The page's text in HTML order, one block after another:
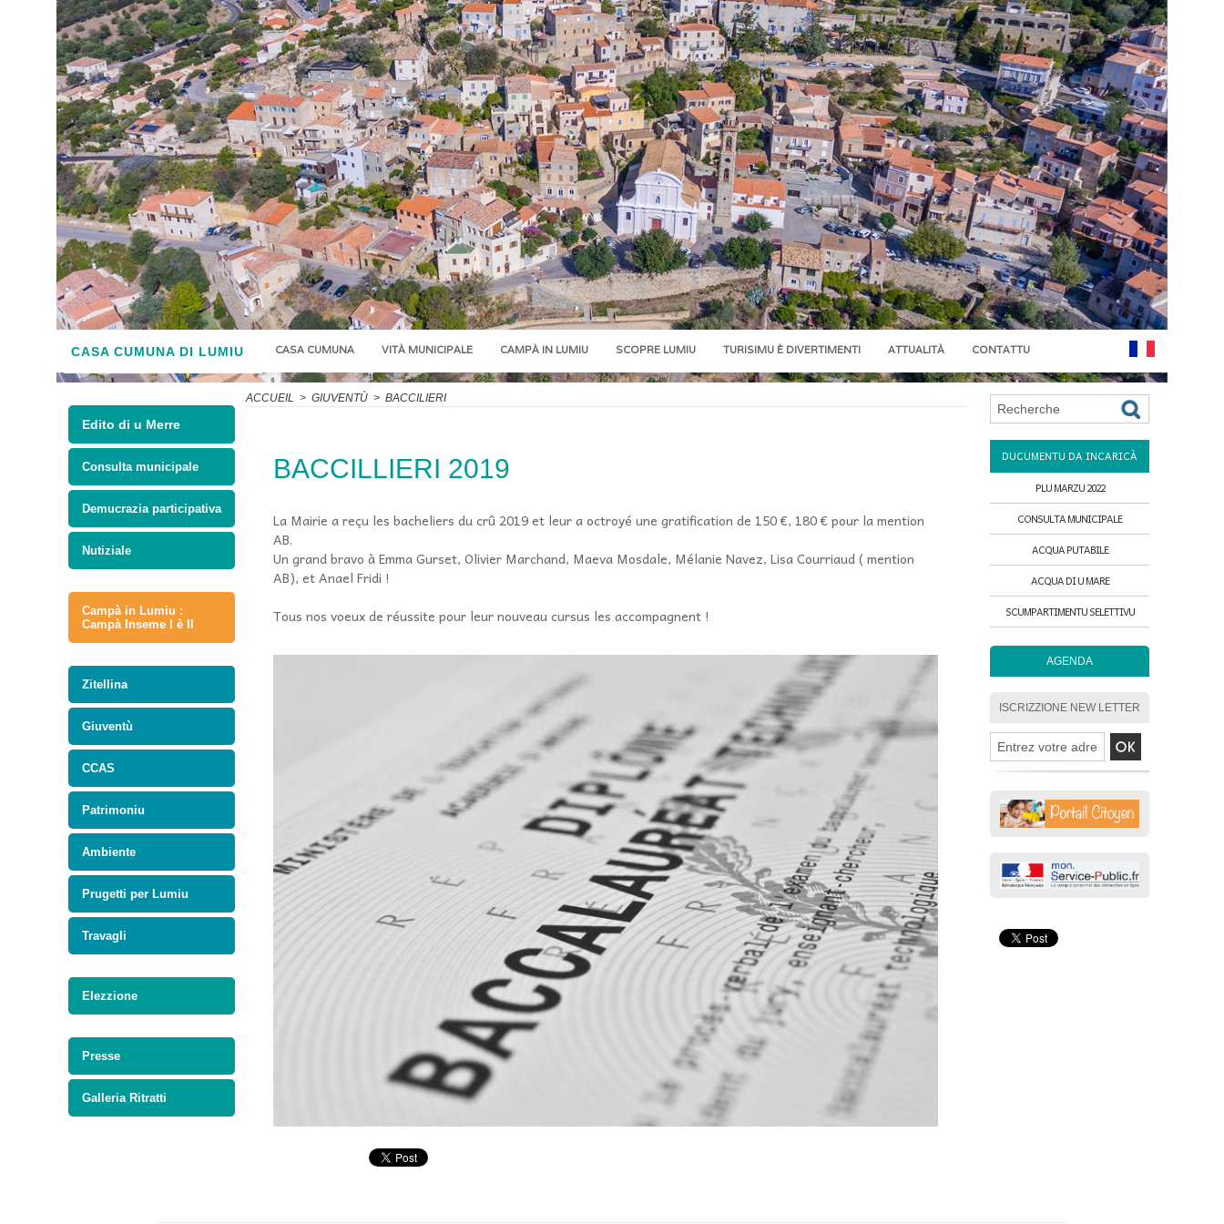
CASA CUMUNA DI LUMIU CASA CUMUNA VITÀ MUNICIPALE CAMPÀ IN LUMIU SCOPRE LUMIU TURISIMU È DIVERTIMENTI ATTUALITÀ CONTATTU
Edito di u Merre
Consulta municipale
Demucrazia participativa
Nutiziale
Campà in Lumiu :
Campà Inseme I è II
Zitellina
Giuventù
CCAS
Patrimoniu
Ambiente
Prugetti per Lumiu
Travagli
Elezzione
Presse
Galleria Ritratti
ACCUEIL > GIUVENTÙ > BACCILIERI
BACCILLIERI 2019
La Mairie a reçu les bacheliers du crû 2019 et leur a octroyé une gratification de 150 €, 180 € pour la mention
AB.
Un grand bravo à Emma Gurset, Olivier Marchand, Maeva Mosdale, Mélanie Navez, Lisa Courriaud ( mention
AB), et Anael Fridi !
Tous nos voeux de réussite pour leur nouveau cursus les accompagnent !
DUCUMENTU DA INCARICÀ
PLU MARZU 2022
CONSULTA MUNICIPALE
ACQUA PUTABILE
ACQUA DI U MARE
SCUMPARTIMENTU SELETTIVU
AGENDA
ISCRIZZIONE NEW LETTER